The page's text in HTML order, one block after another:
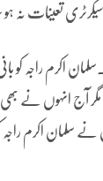
تعینات نہ ہو
تھا۔سلمان اکرم
مگر آج انہوں
اکرم راجہ کو